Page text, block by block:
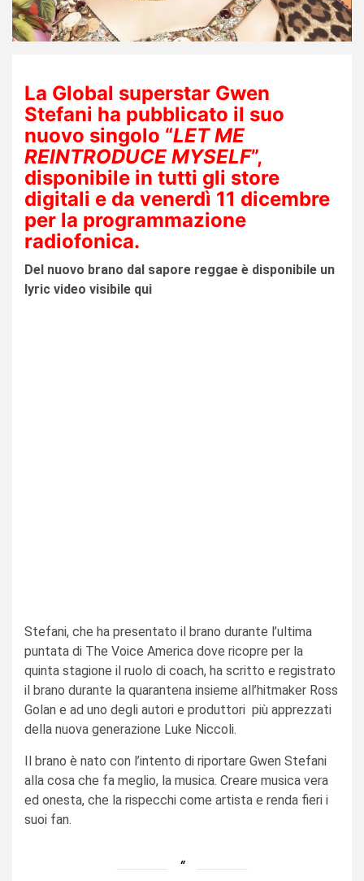
La Global superstar Gwen
Stefani ha pubblicato il suo
nuovo singolo “LET ME
REINTRODUCE MYSELF”,
disponibile in tutti gli store
digitali e da venerdì 11 dicembre
per la programmazione
radiofonica.
Del nuovo brano dal sapore reggae è disponibile un
lyric video visibile qui
Stefani, che ha presentato il brano durante l’ultima
puntata di The Voice America dove ricopre per la
quinta stagione il ruolo di coach, ha scritto e registrato
il brano durante la quarantena insieme all’hitmaker Ross
Golan e ad uno degli autori e produttori più apprezzati
della nuova generazione Luke Niccoli.
Il brano è nato con l’intento di riportare Gwen Stefani
alla cosa che fa meglio, la musica. Creare musica vera
ed onesta, che la rispecchi come artista e renda fieri i
suoi fan.